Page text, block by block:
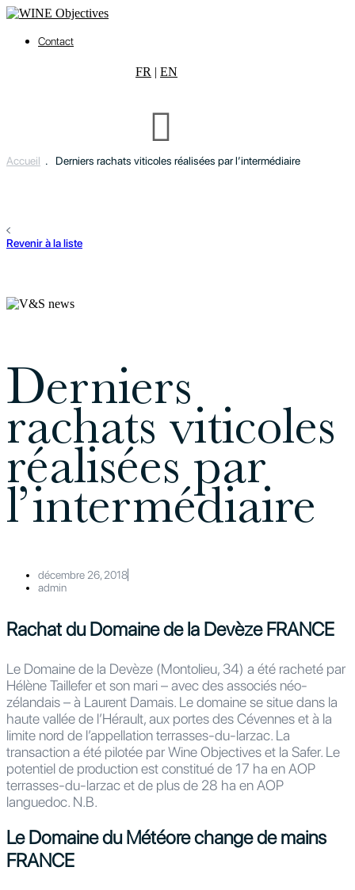
Contact
FR | EN
Accueil . Derniers rachats viticoles réalisées par l’intermédiaire
Revenir à la liste
Derniers
rachats viticoles
réalisées par
l’intermédiaire
décembre 26, 2018
admin
Rachat du Domaine de la Devèze FRANCE
Le Domaine de la Devèze (Montolieu, 34) a été racheté par
Hélène Taillefer et son mari – avec des associés néo-
zélandais – à Laurent Damais. Le domaine se situe dans la
haute vallée de l’Hérault, aux portes des Cévennes et à la
limite nord de l’appellation terrasses-du-larzac. La
transaction a été pilotée par Wine Objectives et la Safer. Le
potentiel de production est constitué de 17 ha en AOP
terrasses-du-larzac et de plus de 28 ha en AOP
languedoc. N.B.
Le Domaine du Météore change de mains
FRANCE